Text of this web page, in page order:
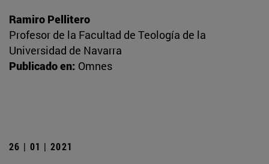
Ramiro Pellitero
Profesor de la Facultad de Teología de la
Universidad de Navarra
Publicado en: Omnes
26 | 01 | 2021